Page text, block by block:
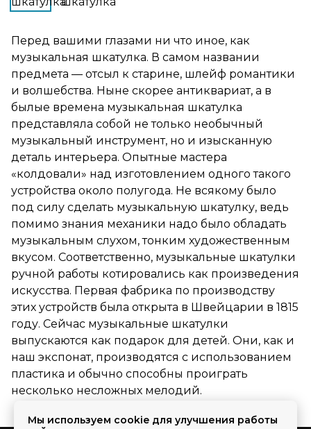
Перед вашими глазами ни что иное, как
музыкальная шкатулка. В самом названии
предмета — отсыл к старине, шлейф романтики
и волшебства. Ныне скорее антиквариат, а в
былые времена музыкальная шкатулка
представляла собой не только необычный
музыкальный инструмент, но и изысканную
деталь интерьера. Опытные мастера
«колдовали» над изготовлением одного такого
устройства около полугода. Не всякому было
под силу сделать музыкальную шкатулку, ведь
помимо знания механики надо было обладать
музыкальным слухом, тонким художественным
вкусом. Соответственно, музыкальные шкатулки
ручной работы котировались как произведения
искусства. Первая фабрика по производству
этих устройств была открыта в Швейцарии в 1815
году. Сейчас музыкальные шкатулки
выпускаются как подарок для детей. Они, как и
наш экспонат, производятся с использованием
пластика и обычно способны проиграть
несколько несложных мелодий.
Мы используем cookie для улучшения работы